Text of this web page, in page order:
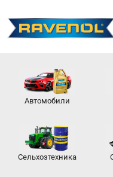
Автомобили
Сельхозтехника